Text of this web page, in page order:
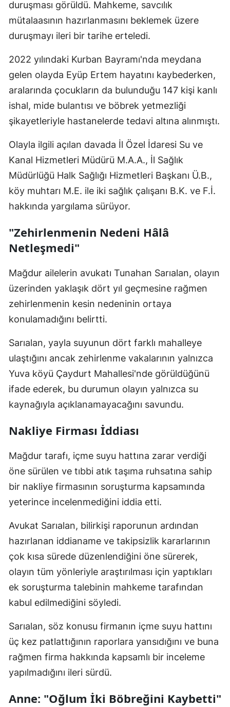
duruşması görüldü. Mahkeme, savcılık
mütalaasının hazırlanmasını beklemek üzere
duruşmayı ileri bir tarihe erteledi.
2022 yılındaki Kurban Bayramı'nda meydana
gelen olayda Eyüp Ertem hayatını kaybederken,
aralarında çocukların da bulunduğu 147 kişi kanlı
ishal, mide bulantısı ve böbrek yetmezliği
şikayetleriyle hastanelerde tedavi altına alınmıştı.
Olayla ilgili açılan davada İl Özel İdaresi Su ve
Kanal Hizmetleri Müdürü M.A.A., İl Sağlık
Müdürlüğü Halk Sağlığı Hizmetleri Başkanı Ü.B.,
köy muhtarı M.E. ile iki sağlık çalışanı B.K. ve F.İ.
hakkında yargılama sürüyor.
"Zehirlenmenin Nedeni Hâlâ
Netleşmedi"
Mağdur ailelerin avukatı Tunahan Sarıalan, olayın
üzerinden yaklaşık dört yıl geçmesine rağmen
zehirlenmenin kesin nedeninin ortaya
konulamadığını belirtti.
Sarıalan, yayla suyunun dört farklı mahalleye
ulaştığını ancak zehirlenme vakalarının yalnızca
Yuva köyü Çaydurt Mahallesi'nde görüldüğünü
ifade ederek, bu durumun olayın yalnızca su
kaynağıyla açıklanamayacağını savundu.
Nakliye Firması İddiası
Mağdur tarafı, içme suyu hattına zarar verdiği
öne sürülen ve tıbbi atık taşıma ruhsatına sahip
bir nakliye firmasının soruşturma kapsamında
yeterince incelenmediğini iddia etti.
Avukat Sarıalan, bilirkişi raporunun ardından
hazırlanan iddianame ve takipsizlik kararlarının
çok kısa sürede düzenlendiğini öne sürerek,
olayın tüm yönleriyle araştırılması için yaptıkları
ek soruşturma talebinin mahkeme tarafından
kabul edilmediğini söyledi.
Sarıalan, söz konusu firmanın içme suyu hattını
üç kez patlattığının raporlara yansıdığını ve buna
rağmen firma hakkında kapsamlı bir inceleme
yapılmadığını ileri sürdü.
Anne: "Oğlum İki Böbreğini Kaybetti"